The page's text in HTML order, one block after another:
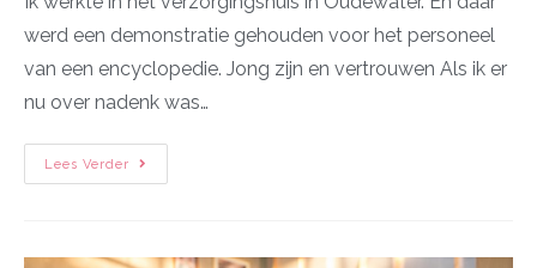
werd een demonstratie gehouden voor het personeel
van een encyclopedie. Jong zijn en vertrouwen Als ik er
nu over nadenk was…
Lees Verder